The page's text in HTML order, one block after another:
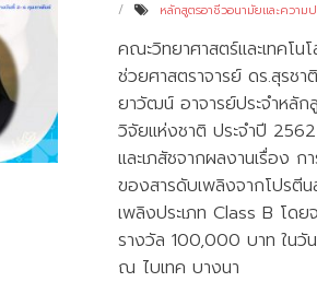
หลักสูตรอาชีวอนามัยและความ
คณะวิทยาศาสตร์และเทคโ
ช่วยศาสตราจารย์ ดร.สุรช
ยาวัฒน์ อาจารย์ประจำหลัก
วิจัยแห่งชาติ ประจำปี
และเภสัชจากผลงานเรื่อง
ของสารดับเพลิงจากโปรตีน
เพลิงประเภท Class B โดย
รางวัล 100,000 บาท ในวั
ณ ไบเทค บางนา